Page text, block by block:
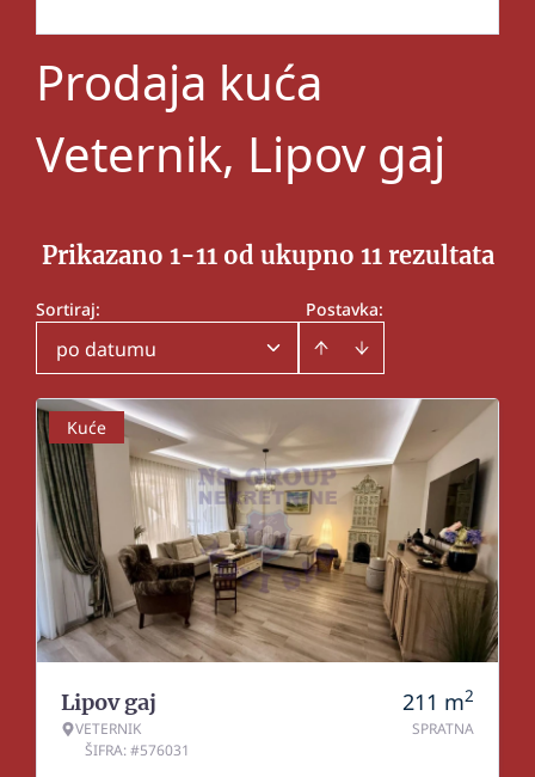
Prodaja kuća
Veternik, Lipov gaj
Prikazano 1-11 od ukupno 11 rezultata
Postavka:
Sortiraj:
po datumu
Kuće
Lipov gaj
VETERNIK
ŠIFRA: #576031
211 m2
SPRATNA